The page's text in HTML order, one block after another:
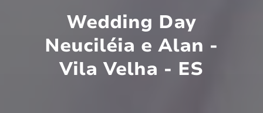
Wedding Day
Neuciléia e Alan -
Vila Velha - ES